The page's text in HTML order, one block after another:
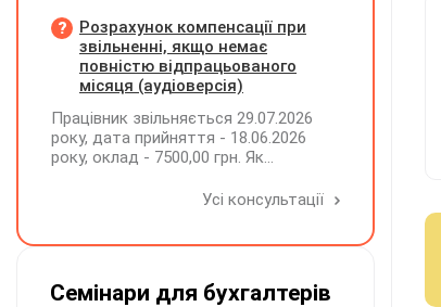
заробітної плати (винагороди), для
розрахунку внеску на підтримку
працевлаштування осіб з
інвалідністю?
Розрахунок компенсації при
звільненні, якщо немає
повністю відпрацьованого
місяця (аудіоверсія)
Працівник звільняється 29.07.2026
року, дата прийняття - 18.06.2026
року, оклад - 7500,00 грн. Як
невикористаних днів відпустки при
Усі консультації
Семінари для бухгалтерів